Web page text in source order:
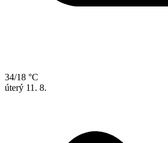
34/18 °C
úterý 11. 8.